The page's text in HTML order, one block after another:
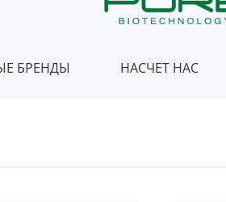
БРЕНДЫ НАСЧЕТ НАС